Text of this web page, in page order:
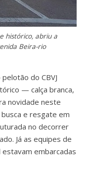
histórico, abriu a
Beira-rio
do CBVJ
— calça branca,
novidade neste
e resgate em
no decorrer
Já as equipes de
embarcadas